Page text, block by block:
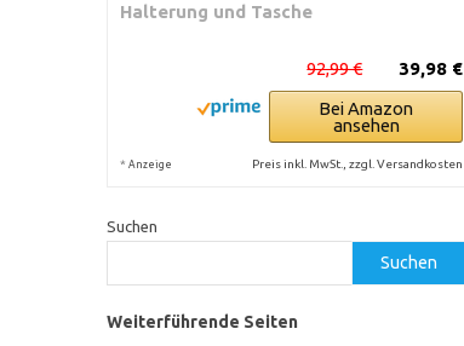
Halterung und Tasche
39,98 €
92,99 €
Bei Amazon
ansehen
* Anzeige Preis inkl. MwSt., zzgl. Versandkosten
Suchen
Suchen
Weiterführende Seiten